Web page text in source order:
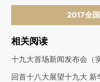
2017全
相关阅读
十九大首场新闻发布会（
回首十八大展望十九大 新